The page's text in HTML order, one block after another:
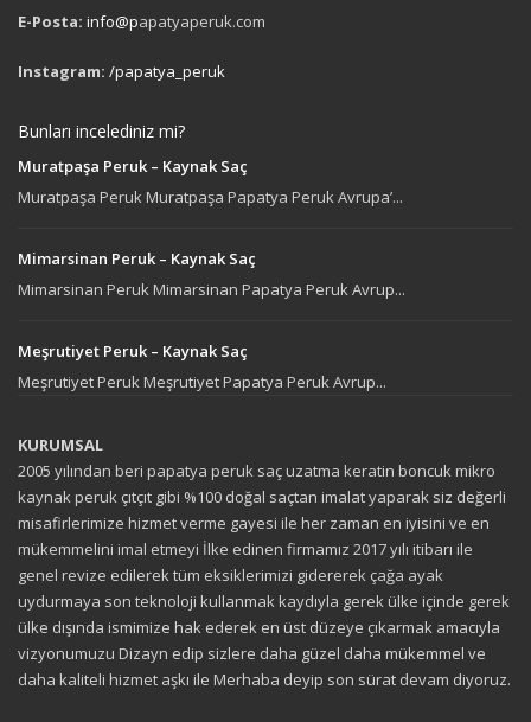
E-Posta: info@papatyaperuk.com
Instagram: /papatya_peruk
Bunları incelediniz mi?
Muratpaşa Peruk – Kaynak Saç
Muratpaşa Peruk Muratpaşa Papatya Peruk Avrupa’...
Mimarsinan Peruk – Kaynak Saç
Mimarsinan Peruk Mimarsinan Papatya Peruk Avrup...
Meşrutiyet Peruk – Kaynak Saç
Meşrutiyet Peruk Meşrutiyet Papatya Peruk Avrup...
KURUMSAL
2005 yılından beri papatya peruk saç uzatma keratin boncuk mikro
kaynak peruk çıtçıt gibi %100 doğal saçtan imalat yaparak siz değerli
misafirlerimize hizmet verme gayesi ile her zaman en iyisini ve en
mükemmelini imal etmeyi İlke edinen firmamız 2017 yılı itibarı ile
genel revize edilerek tüm eksiklerimizi gidererek çağa ayak
uydurmaya son teknoloji kullanmak kaydıyla gerek ülke içinde gerek
ülke dışında ismimize hak ederek en üst düzeye çıkarmak amacıyla
vizyonumuzu Dizayn edip sizlere daha güzel daha mükemmel ve
daha kaliteli hizmet aşkı ile Merhaba deyip son sürat devam diyoruz.